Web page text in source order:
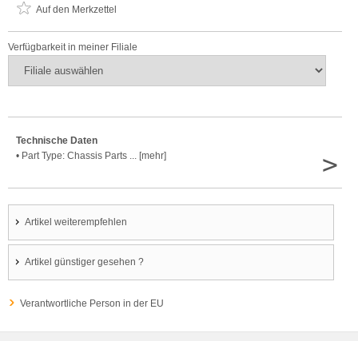
Auf den Merkzettel
Verfügbarkeit in meiner Filiale
Technische Daten
• Part Type: Chassis Parts ... [mehr]
>
Artikel weiterempfehlen
Artikel günstiger gesehen ?
Verantwortliche Person in der EU